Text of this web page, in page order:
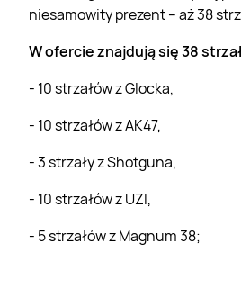
niesamowity prezent – aż 38
W ofercie znajdują się 38
- 10 strzałów z Glocka,
- 10 strzałów z AK47,
- 3 strzały z Shotguna,
- 10 strzałów z UZI,
- 5 strzałów z Magnum 38;